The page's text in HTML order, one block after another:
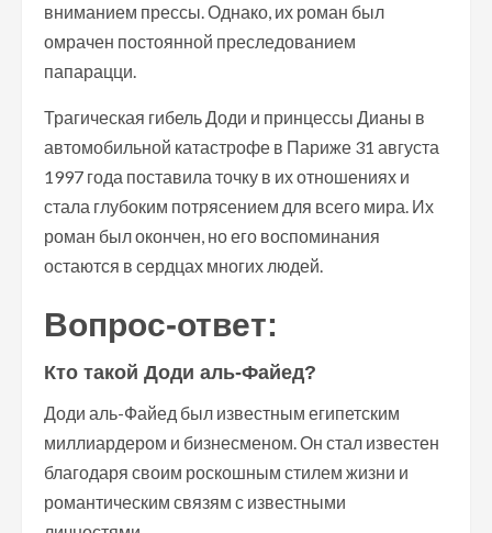
вниманием прессы. Однако, их роман был
омрачен постоянной преследованием
папарацци.
Трагическая гибель Доди и принцессы Дианы в
автомобильной катастрофе в Париже 31 августа
1997 года поставила точку в их отношениях и
стала глубоким потрясением для всего мира. Их
роман был окончен, но его воспоминания
остаются в сердцах многих людей.
Вопрос-ответ:
Кто такой Доди аль-Файед?
Доди аль-Файед был известным египетским
миллиардером и бизнесменом. Он стал известен
благодаря своим роскошным стилем жизни и
романтическим связям с известными